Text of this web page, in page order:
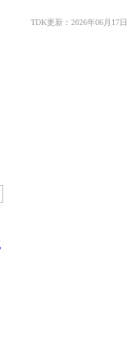
TDK更新：2026年06月17日